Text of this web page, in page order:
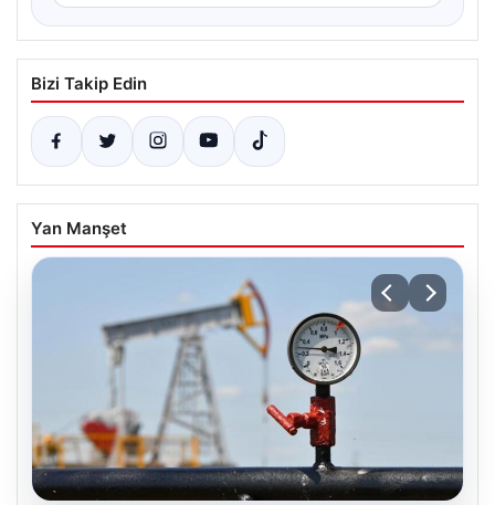
Bizi Takip Edin
Yan Manşet